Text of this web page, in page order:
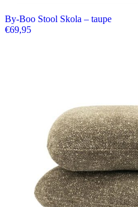
By-Boo Stool Skola – taupe
€69,95